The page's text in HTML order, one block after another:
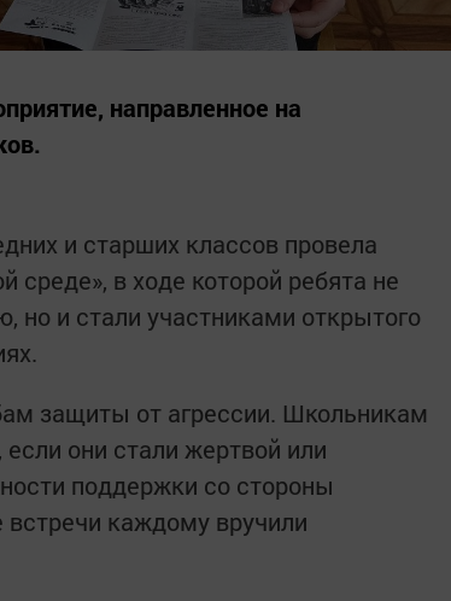
направленное на
и старших классов провела
среде», в ходе которой ребята не
но и стали участниками открытого
защиты от агрессии. Школьникам
они стали жертвой или
поддержки со стороны
каждому вручили